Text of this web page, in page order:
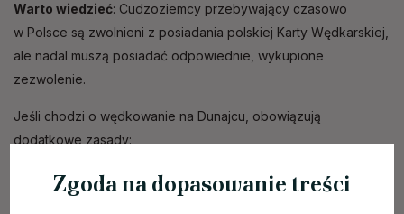
Warto wiedzieć: Cudzoziemcy przebywający czasowo
w Polsce są zwolnieni z posiadania polskiej Karty Wędkarskiej,
ale nadal muszą posiadać odpowiednie, wykupione
zezwolenie.
Jeśli chodzi o wędkowanie na Dunajcu, obowiązują
dodatkowe zasady:
połów ryb na wodach górskich odbywa się tylko na
jedną wędkę;
Zgoda na dopasowanie treści